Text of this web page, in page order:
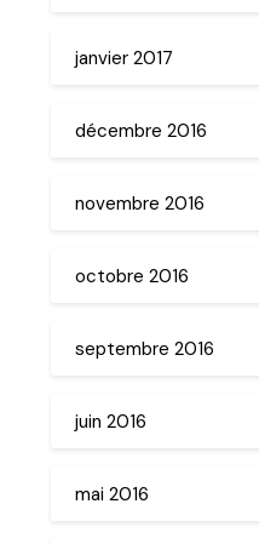
janvier 2017
décembre 2016
novembre 2016
octobre 2016
septembre 2016
juin 2016
mai 2016